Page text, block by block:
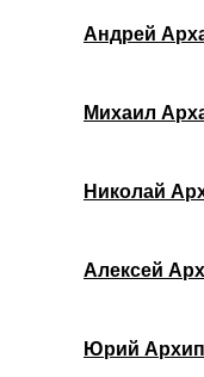
Андрей
Михаил
Николай
Алексей
Юрий